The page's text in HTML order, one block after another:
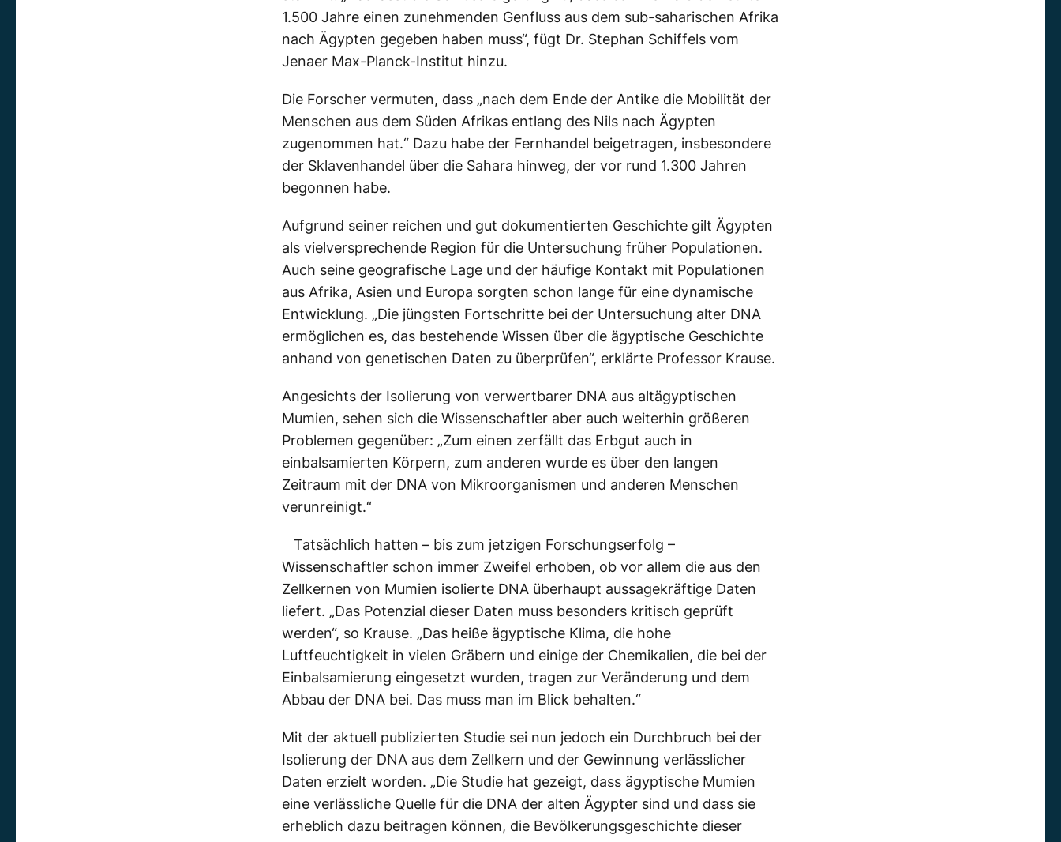
1.500 Jahre einen zunehmenden Genfluss aus dem sub-saharischen Afrika
nach Ägypten gegeben haben muss“, fügt Dr. Stephan Schiffels vom
Jenaer Max-Planck-Institut hinzu.
Die Forscher vermuten, dass „nach dem Ende der Antike die Mobilität der
Menschen aus dem Süden Afrikas entlang des Nils nach Ägypten
zugenommen hat.“ Dazu habe der Fernhandel beigetragen, insbesondere
der Sklavenhandel über die Sahara hinweg, der vor rund 1.300 Jahren
begonnen habe.
Aufgrund seiner reichen und gut dokumentierten Geschichte gilt Ägypten
als vielversprechende Region für die Untersuchung früher Populationen.
Auch seine geografische Lage und der häufige Kontakt mit Populationen
aus Afrika, Asien und Europa sorgten schon lange für eine dynamische
Entwicklung. „Die jüngsten Fortschritte bei der Untersuchung alter DNA
ermöglichen es, das bestehende Wissen über die ägyptische Geschichte
anhand von genetischen Daten zu überprüfen“, erklärte Professor Krause.
Angesichts der Isolierung von verwertbarer DNA aus altägyptischen
Mumien, sehen sich die Wissenschaftler aber auch weiterhin größeren
Problemen gegenüber: „Zum einen zerfällt das Erbgut auch in
einbalsamierten Körpern, zum anderen wurde es über den langen
Zeitraum mit der DNA von Mikroorganismen und anderen Menschen
verunreinigt.“
Tatsächlich hatten – bis zum jetzigen Forschungserfolg –
Wissenschaftler schon immer Zweifel erhoben, ob vor allem die aus den
Zellkernen von Mumien isolierte DNA überhaupt aussagekräftige Daten
liefert. „Das Potenzial dieser Daten muss besonders kritisch geprüft
werden“, so Krause. „Das heiße ägyptische Klima, die hohe
Luftfeuchtigkeit in vielen Gräbern und einige der Chemikalien, die bei der
Einbalsamierung eingesetzt wurden, tragen zur Veränderung und dem
Abbau der DNA bei. Das muss man im Blick behalten.“
Mit der aktuell publizierten Studie sei nun jedoch ein Durchbruch bei der
Isolierung der DNA aus dem Zellkern und der Gewinnung verlässlicher
Daten erzielt worden. „Die Studie hat gezeigt, dass ägyptische Mumien
eine verlässliche Quelle für die DNA der alten Ägypter sind und dass sie
erheblich dazu beitragen können, die Bevölkerungsgeschichte dieser